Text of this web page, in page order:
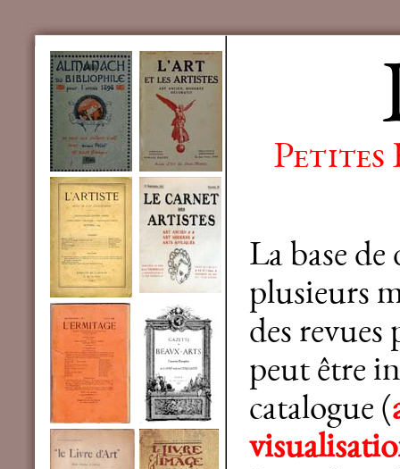
Petites
La base
plusieurs
des revues
peut être
catalogue (